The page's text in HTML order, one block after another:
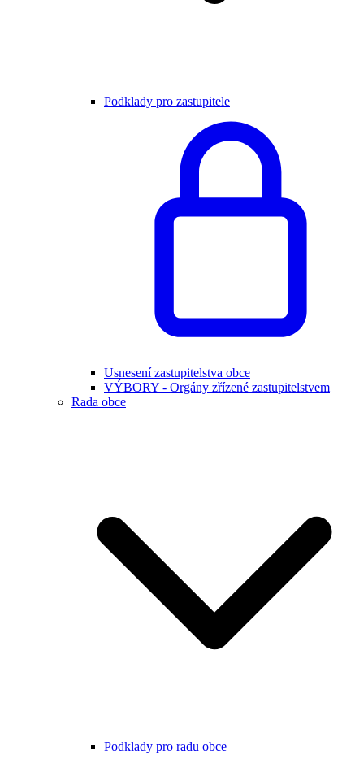
Podklady pro zastupitele
Usnesení zastupitelstva obce
VÝBORY - Orgány zřízené zastupitelstvem
Rada obce
Podklady pro radu obce